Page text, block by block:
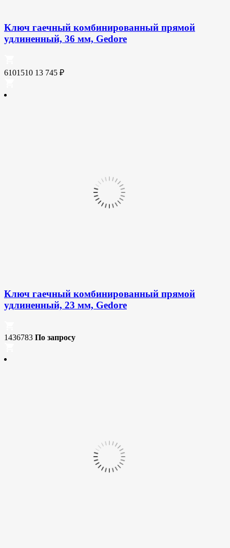
Ключ гаечный комбинированный прямой
удлиненный, 36 мм, Gedore
6101510 13 745 ₽
Ключ гаечный комбинированный прямой
удлиненный, 23 мм, Gedore
1436783 По запросу